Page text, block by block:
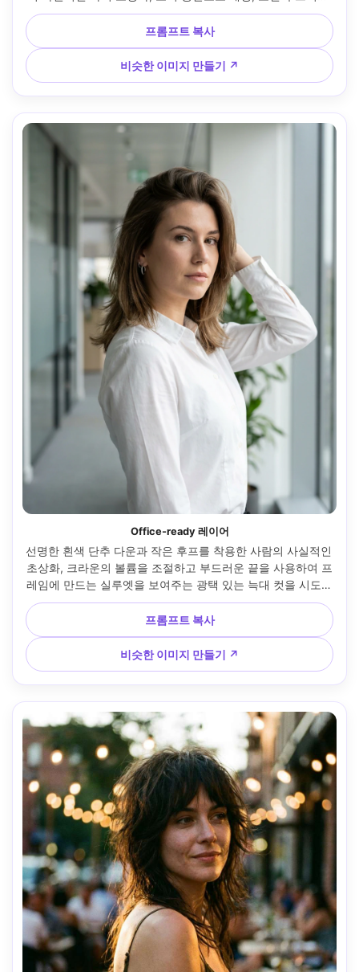
빛, 캐논 R5, 50mm f/1.8, 눈높이 약간 아래에서 중간 클로즈
업, 에너지 넘치는 분위기, 자연스러운 그림자, 현실적인 머리
카락 분리 및 광택, 고해상도, 그녀의 프레임에 자연스럽게 드
레이핑된 의복 --ar 4:5
프롬프트 복사
비슷한 이미지 만들기 ↗
Office-ready 레이어
선명한 흰색 단추 다운과 작은 후프를 착용한 사람의 사실적인
초상화, 크라운의 볼륨을 조절하고 부드러운 끝을 사용하여 프
레임에 만드는 실루엣을 보여주는 광택 있는 늑대 컷을 시도합
니다. 현대적인 사무실 복도, 중립적인 일광, 니콘 Z8, 85mm
f/2, 깔끔한 배경 보케, 머리와 어깨 프레임, 구성된 전문적인
분위기, 현실적인 피부 모공, 자연스러운 머리 질감, 선명한 초
점 --ar 4:5
프롬프트 복사
비슷한 이미지 만들기 ↗